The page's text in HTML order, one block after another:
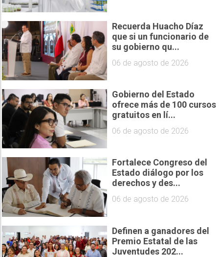
Recuerda Huacho Díaz
que si un funcionario de
su gobierno qu...
06 de agosto de 2026
Gobierno del Estado
ofrece más de 100 cursos
gratuitos en lí...
06 de agosto de 2026
Fortalece Congreso del
Estado diálogo por los
derechos y des...
06 de agosto de 2026
Definen a ganadores del
Premio Estatal de las
Juventudes 202...